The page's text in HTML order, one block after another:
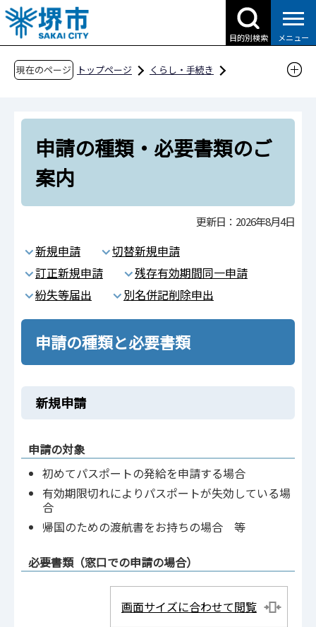
こ
の
ペ
目的別検索 メニュー
現在のページ トップページ
くらし・手続き
申請の種類・必要書類のご案内
申請の種類・必要書類のご
案内
更新日：2026年8月4日
新規申請
切替新規申請
訂正新規申請
残存有効期間同一申請
紛失等届出
別名併記削除申出
申請の種類と必要書類
新規申請
申請の対象
初めてパスポートの発給を申請する場合
有効期限切れによりパスポートが失効している場
合
帰国のための渡航書をお持ちの場合 等
必要書類（窓口での申請の場合）
画面サイズに合わせて閲覧